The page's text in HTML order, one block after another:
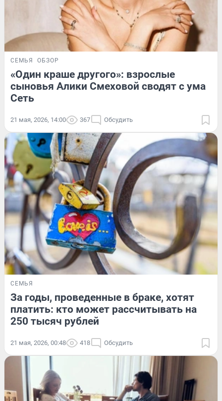
СЕМЬЯ ОБЗОР
«Один краше другого»: взрослые
сыновья Алики Смеховой сводят с ума
Сеть
21 мая, 2026, 14:00 367 Обсудить
СЕМЬЯ
За годы, проведенные в браке, хотят
платить: кто может рассчитывать на
250 тысяч рублей
21 мая, 2026, 00:48 418 Обсудить